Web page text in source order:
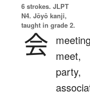
6 strokes. JLPT
N4. Jōyō kanji,
taught in grade 2.
会 meet,
party,